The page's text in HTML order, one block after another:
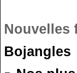
Nouvelles
Bojangles